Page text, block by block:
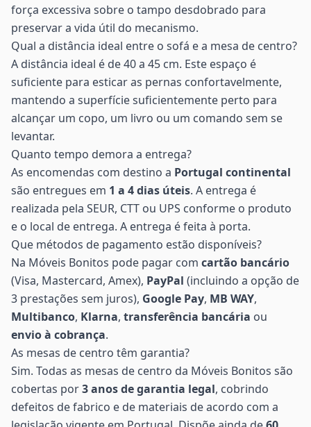
força excessiva sobre o tampo desdobrado para
preservar a vida útil do mecanismo.
Qual a distância ideal entre o sofá e a mesa de centro?
A distância ideal é de 40 a 45 cm. Este espaço é
suficiente para esticar as pernas confortavelmente,
mantendo a superfície suficientemente perto para
alcançar um copo, um livro ou um comando sem se
levantar.
Quanto tempo demora a entrega?
As encomendas com destino a Portugal continental
são entregues em 1 a 4 dias úteis. A entrega é
realizada pela SEUR, CTT ou UPS conforme o produto
e o local de entrega. A entrega é feita à porta.
Que métodos de pagamento estão disponíveis?
Na Móveis Bonitos pode pagar com cartão bancário
(Visa, Mastercard, Amex), PayPal (incluindo a opção de
3 prestações sem juros), Google Pay, MB WAY,
Multibanco, Klarna, transferência bancária ou
envio à cobrança.
As mesas de centro têm garantia?
Sim. Todas as mesas de centro da Móveis Bonitos são
cobertas por3 anos de garantia legal, cobrindo
defeitos de fabrico e de materiais de acordo com a